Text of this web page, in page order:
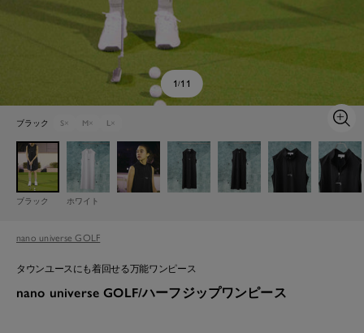
1/11
ブラック S× M× L×
ズ
ム
ン
ブラック
ホワイト
nano universe GOLF
タウンユースにも着回せる万能ワンピース
nano universe GOLF/ハーフジップワンピース